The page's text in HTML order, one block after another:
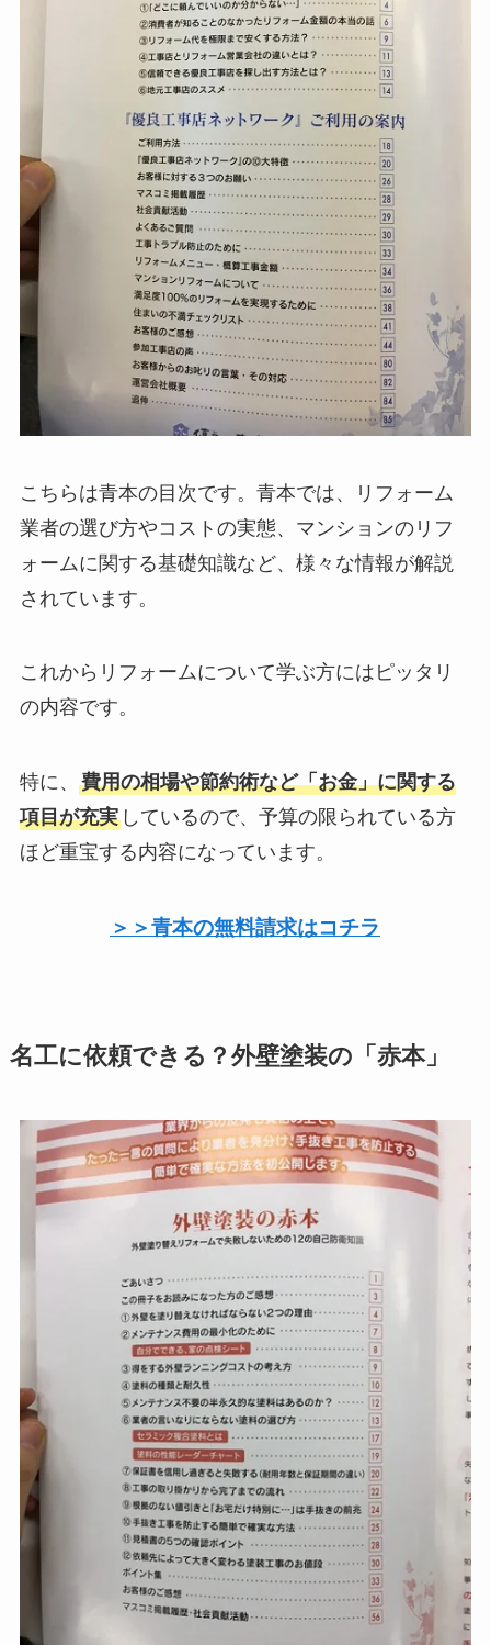
こちらは青本の目次です。青本では、リフォーム
業者の選び方やコストの実態、マンションのリフ
ォームに関する基礎知識など、様々な情報が解説
されています。
これからリフォームについて学ぶ方にはピッタリ
の内容です。
特に、 費用の相場や節約術など「お金」に関する
項目が充実しているので、予算の限られている方
ほど重宝する内容になっています。
＞＞青本の無料請求はコチラ
名工に依頼できる？外壁塗装の「赤本」